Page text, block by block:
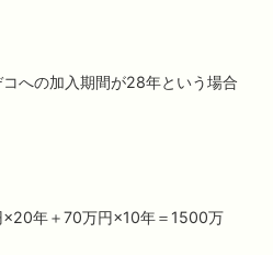
への加入期間が28年という場合
年＋70万円×10年＝1500万